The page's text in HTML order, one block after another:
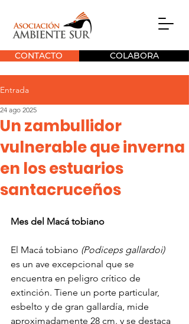
CONTACTO COLABORA
Entrada
Un zambullidor
vulnerable que inverna
en los estuarios
santacruceños
24 ago 2025
Mes del Macá tobiano
El Macá tobiano (Podiceps gallardoi)
es un ave excepcional que se
encuentra en peligro crítico de
extinción. Tiene un porte particular,
esbelto y de gran gallardía, mide
aproximadamente 28 cm. y se destaca